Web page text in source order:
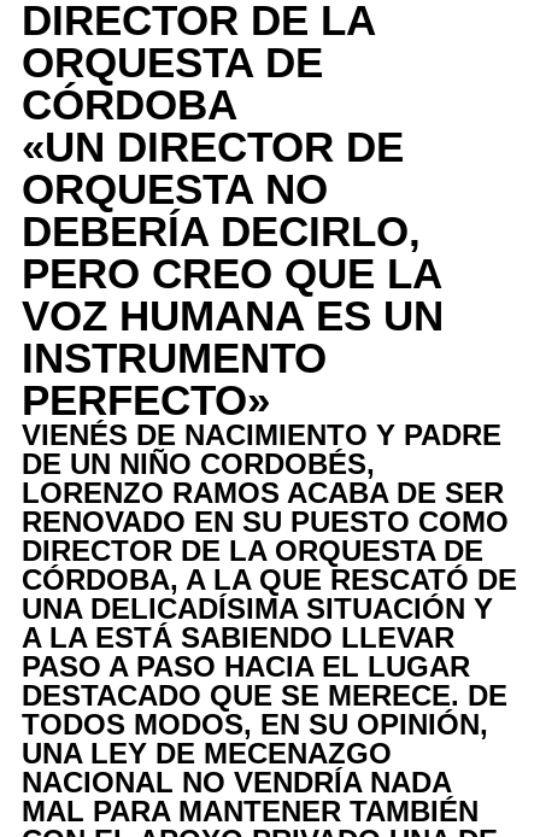
DIRECTOR DE LA
ORQUESTA DE
CÓRDOBA
«UN DIRECTOR DE
ORQUESTA NO
DEBERÍA DECIRLO,
PERO CREO QUE LA
VOZ HUMANA ES UN
INSTRUMENTO
PERFECTO»
VIENÉS DE NACIMIENTO Y PADRE
DE UN NIÑO CORDOBÉS,
LORENZO RAMOS ACABA DE SER
RENOVADO EN SU PUESTO COMO
DIRECTOR DE LA ORQUESTA DE
CÓRDOBA, A LA QUE RESCATÓ DE
UNA DELICADÍSIMA SITUACIÓN Y
A LA ESTÁ SABIENDO LLEVAR
PASO A PASO HACIA EL LUGAR
DESTACADO QUE SE MERECE. DE
TODOS MODOS, EN SU OPINIÓN,
UNA LEY DE MECENAZGO
NACIONAL NO VENDRÍA NADA
MAL PARA MANTENER TAMBIÉN